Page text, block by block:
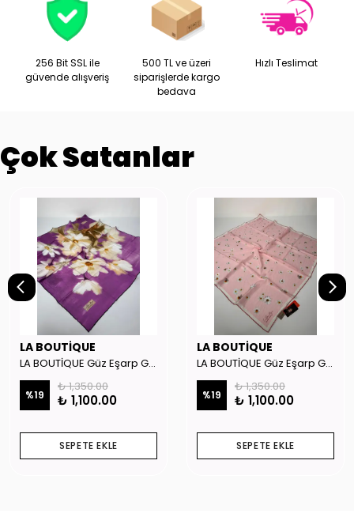
256 Bit SSL ile
güvende alışveriş
500 TL ve üzeri
siparişlerde kargo
bedava
Hızlı Teslimat
Çok Satanlar
LA BOUTİQUE
LA BOUTİQUE Güz Eşarp GYSE262908
%19
₺ 1,350.00
₺ 1,100.00
SEPETE EKLE
LA BOUTİQUE
LA BOUTİQUE Güz Eşarp GYSE130804
%19
₺ 1,350.00
₺ 1,100.00
SEPETE EKLE